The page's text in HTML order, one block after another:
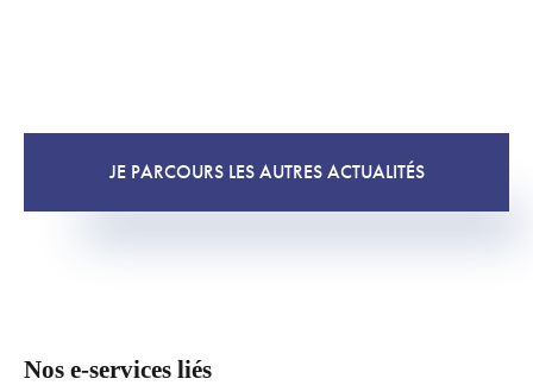
JE PARCOURS LES AUTRES ACTUALITÉS
Nos e-services liés